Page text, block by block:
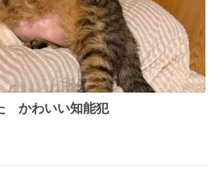
かわいい知能犯